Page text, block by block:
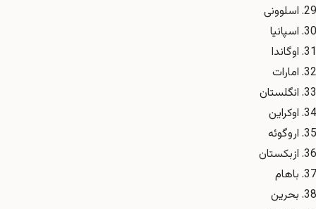
اسلوونی
اسپانیا
اوگاندا
امارات
انگلستان
اوکراین
اروگوئه
ازبکستان
باهام
بحرین